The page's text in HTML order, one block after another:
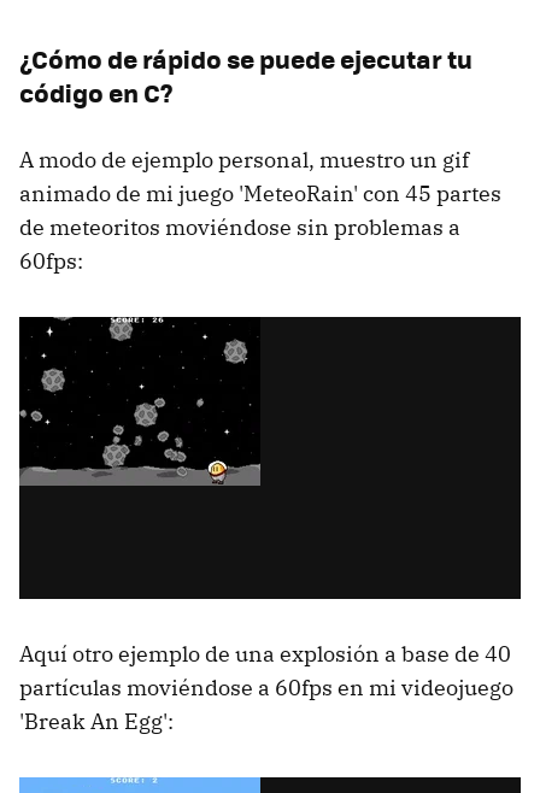
¿Cómo de rápido se puede ejecutar tu
código en C?
A modo de ejemplo personal, muestro un gif
animado de mi juego 'MeteoRain' con 45 partes
de meteoritos moviéndose sin problemas a
60fps:
Aquí otro ejemplo de una explosión a base de 40
partículas moviéndose a 60fps en mi videojuego
'Break An Egg':